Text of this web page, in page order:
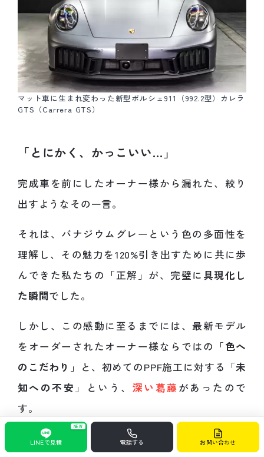
マット車に生まれ変わった新型ポルシェ911（992.2型）カレラ
GTS（Carrera GTS）
「とにかく、かっこいい…」
完成車を前にしたオーナー様から漏れた、絞り
出すようなその一言。
それは、バナジウムグレーという色の多面性を
理解し、その魅力を120%引き出すために共に歩
んできた私たちの「正解」が、完璧に 具現化し
た瞬間でした。
しかし、この感動に至るまでには、最新モデル
をオーダーされたオーナー様ならではの「色へ
のこだわり 」と、初めてのPPF施工に対する「未
知への不安 」という、 深い葛藤があったので
す。
NEW
LINEで見積 電話する お問い合わせ